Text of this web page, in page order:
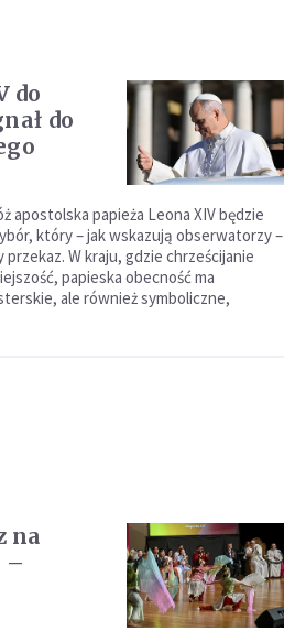
do
do
apostolska papieża Leona XIV będzie
który – jak wskazują obserwatorzy –
W kraju, gdzie chrześcijanie
papieska obecność ma
ale również symboliczne,
na
–